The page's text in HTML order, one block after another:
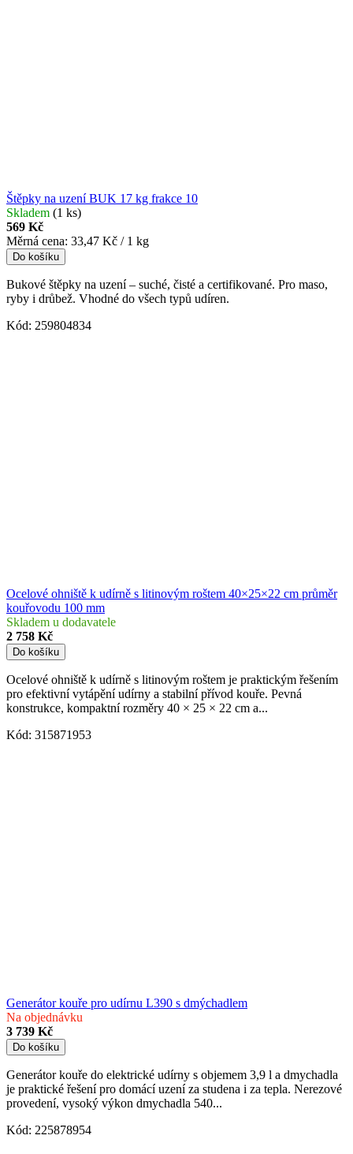
Štěpky na uzení BUK 17 kg frakce 10
Skladem (1 ks)
569 Kč
Měrná cena: 33,47 Kč / 1 kg
Do košíku
Bukové štěpky na uzení – suché, čisté a certifikované. Pro maso,
ryby i drůbež. Vhodné do všech typů udíren.
Kód: 259804834
Ocelové ohniště k udírně s litinovým roštem 40×25×22 cm průměr
kouřovodu 100 mm
Skladem u dodavatele
2 758 Kč
Do košíku
Ocelové ohniště k udírně s litinovým roštem je praktickým řešením
pro efektivní vytápění udírny a stabilní přívod kouře. Pevná
konstrukce, kompaktní rozměry 40 × 25 × 22 cm a...
Kód: 315871953
Generátor kouře pro udírnu L390 s dmýchadlem
Na objednávku
3 739 Kč
Do košíku
Generátor kouře do elektrické udírny s objemem 3,9 l a dmychadla
je praktické řešení pro domácí uzení za studena i za tepla. Nerezové
provedení, vysoký výkon dmychadla 540...
Kód: 225878954